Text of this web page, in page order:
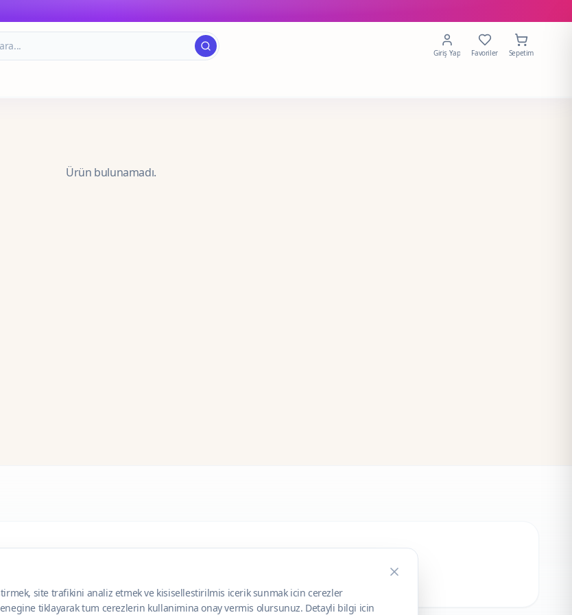
Giriş Yap Favoriler Sepetim
Ürün bulunamadı.
site trafikini analiz etmek ve kisisellestirilmis icerik sunmak icin cerezler
tiklayarak tum cerezlerin kullanimina onay vermis olursunuz. Detayli bilgi icin